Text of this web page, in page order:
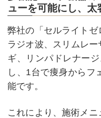
ューを可能にし、
弊社の「セルライト
ラジオ波、スリムレ
ギ、リンパドレナー
し、1台で痩身からフ
能です。
これにより、施術メニ